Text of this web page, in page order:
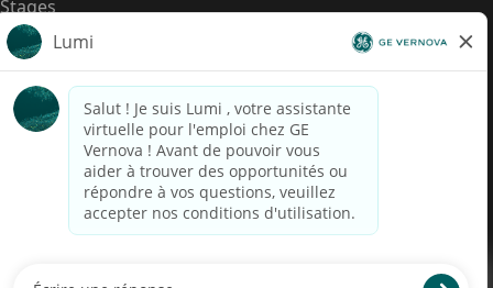
Stages
Postes de d’entrée
Toutes les opportunités
Postes de d’entrée
Transparence salariale US
Avis de confidentialité de candidat
Alerte fraude
Transparence salariale au Brésil (Relatório de
Transparência Salarial)